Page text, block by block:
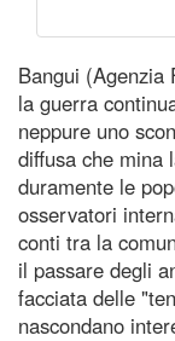
Bangui (Agenzia
la guerra
neppure uno
diffusa che mina
duramente le
osservatori
conti tra la
il passare degli
facciata delle
nascondano